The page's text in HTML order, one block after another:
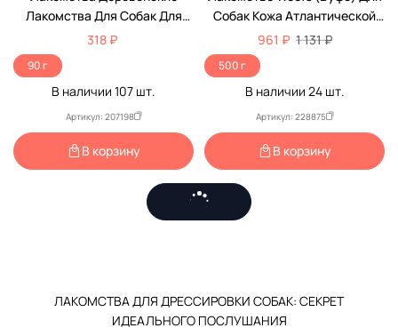
Лакомства Для Собак Для
Дрессуры Телятина И Семена
Кунжута 90г 79212839
318 ₽
90 г
В наличии 107 шт.
Артикул: 207198
В корзину
Собак Кожа Атлантической
Трески Набор Для
Дрессировки 500г
961 ₽ 1 131 ₽
500 г
В наличии 24шт.
Артикул: 228875
В корзину
ЛАКОМСТВА ДЛЯ ДРЕССИРОВКИ СОБАК: СЕКРЕТ
ИДЕАЛЬНОГО ПОСЛУШАНИЯ